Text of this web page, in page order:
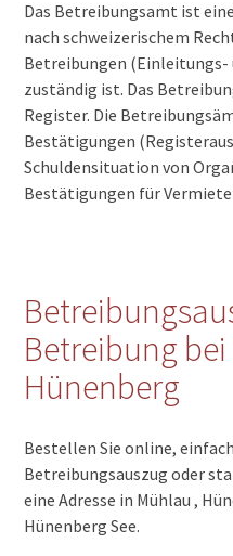
Das Betreibungsamt ist
nach schweizerischem
Betreibungen
zuständig ist. Das
Register. Die
Bestätigungen
Schuldensituation von
Bestätigungen für
Betreibung
Hünenberg
Bestellen Sie online,
Betreibungsauszug oder
eine Adresse in Mühlau ,
Hünenberg See.